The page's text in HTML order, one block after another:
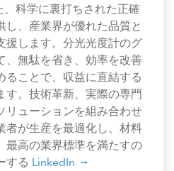
科学に裏打ちされた正確
し、産業界が優れた品質と
援します。分光光度計のグ
、無駄を省き、効率を改善
ることで、収益に直結する
す。技術革新、実際の専門
リューションを組み合わせ
者が生産を最適化し、材料
最高の業界標準を満たすの
する LinkedIn